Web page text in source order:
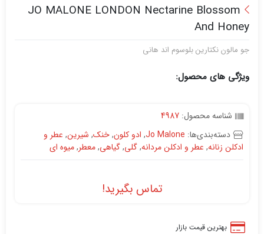
JO MALONE LONDON Nectarine Blossom
And Honey
جو مالون نکتارین بلوسوم اند هانی
ویژگی های محصول:
شناسه محصول: 4987
دسته‌بندی‌ها: Jo Malone
, ادو کلون,خنک, شیرین, عطر و
ادکلن زنانه, عطر و ادکلن مردانه,گلی,گیاهی,معطر,میوه ای
تماس بگیرید!
بهترین قیمت بازار